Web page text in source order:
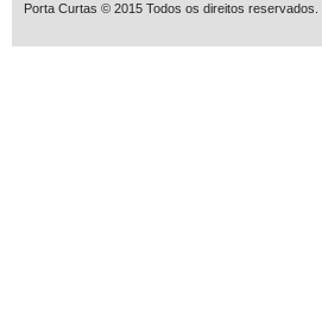
Porta Curtas © 2015 Todos os direitos reservados.